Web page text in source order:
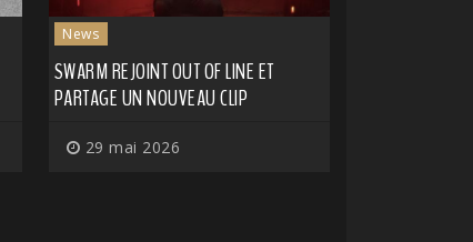
News
SWARM REJOINT OUT OF LINE ET
PARTAGE UN NOUVEAU CLIP
29 mai 2026